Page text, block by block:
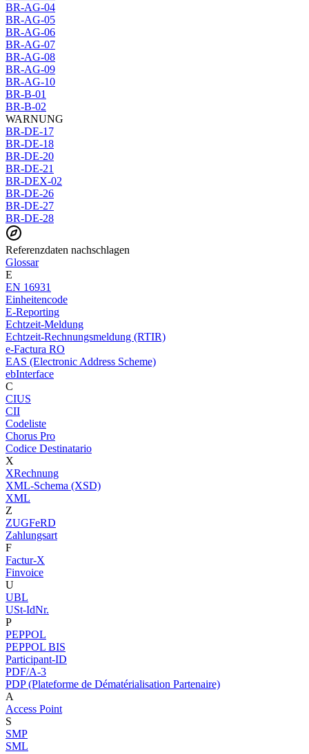
BR-AG-04
BR-AG-05
BR-AG-06
BR-AG-07
BR-AG-08
BR-AG-09
BR-AG-10
BR-B-01
BR-B-02
WARNUNG
BR-DE-17
BR-DE-18
BR-DE-20
BR-DE-21
BR-DEX-02
BR-DE-26
BR-DE-27
BR-DE-28
Referenzdaten nachschlagen
Glossar
E
EN 16931
Einheitencode
E-Reporting
Echtzeit-Meldung
Echtzeit-Rechnungsmeldung (RTIR)
e-Factura RO
EAS (Electronic Address Scheme)
ebInterface
C
CIUS
CII
Codeliste
Chorus Pro
Codice Destinatario
X
XRechnung
XML-Schema (XSD)
XML
Z
ZUGFeRD
Zahlungsart
F
Factur-X
Finvoice
U
UBL
USt-IdNr.
P
PEPPOL
PEPPOL BIS
Participant-ID
PDF/A-3
PDP (Plateforme de Dématérialisation Partenaire)
A
Access Point
S
SMP
SML